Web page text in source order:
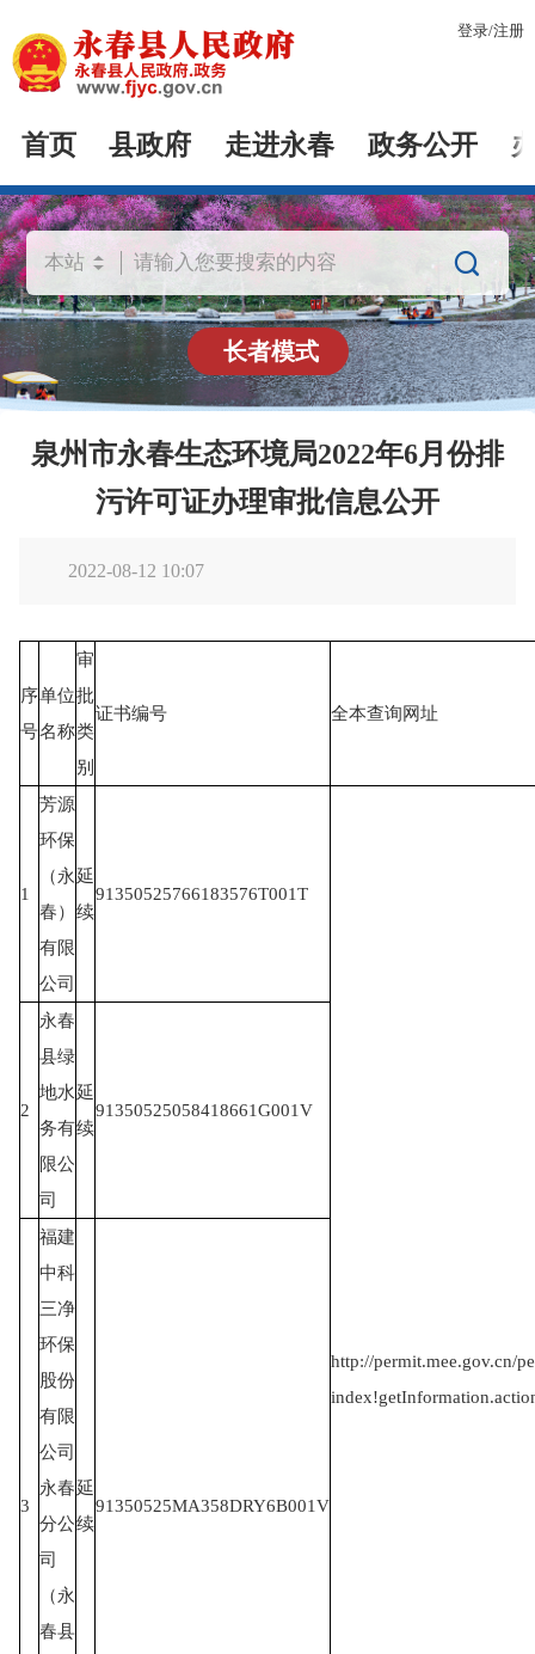
登录/注册
首页 县政府 走进永春 政务公开

长者模式
泉州市永春生态环境局2022年6月份排
污许可证办理审批信息公开
2022-08-12 10:07
序
号
单位
名称
审
批
类
别
证书编号 全本查询网址
1
芳源
环保
（永
春）
有限
公司
延
续
91350525766183576T001T
http://permit.mee.gov.cn/
2
永春
县绿
地水
务有
限公
司
延
续
91350525058418661G001V
3
福建
中科
三净
环保
股份
有限
公司
永春
分公
司
（永
春县
延
续
91350525MA358DRY6B001V